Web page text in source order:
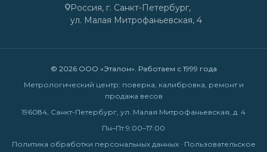
Россия, г. Санкт-Петербург,
ул. Малая Митрофаньевская, 4
© 2026 ООО «Эталон». Работаем с 1999 года
Метрологический центр: поверка, калибровка, ремонт и
продажа весов
196084, Санкт-Петербург, ул. Малая Митрофаньевская, д. 4
Пн–Пт 9:00–17:00
Политика обработки персональных данных· Пользовательское